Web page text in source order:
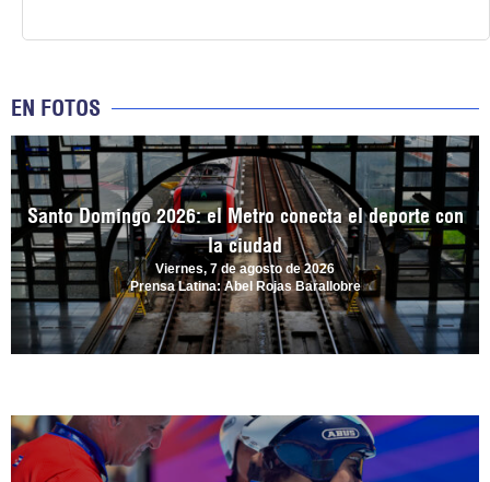
EN FOTOS
Santo Domingo 2026: el Metro conecta el deporte con
la ciudad
Viernes, 7 de agosto de 2026
Prensa Latina: Abel Rojas Barallobre